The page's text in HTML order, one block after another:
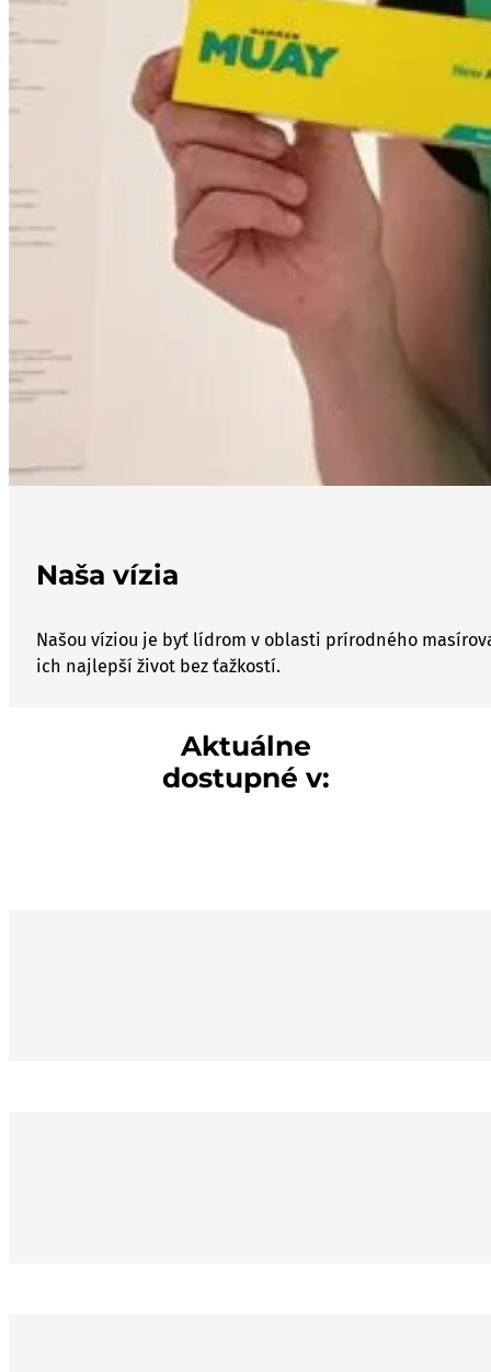
Naša vízia
Našou víziou je byť lídrom v oblasti prírodného
ich najlepší život bez ťažkostí.
Aktuálne
dostupné v: